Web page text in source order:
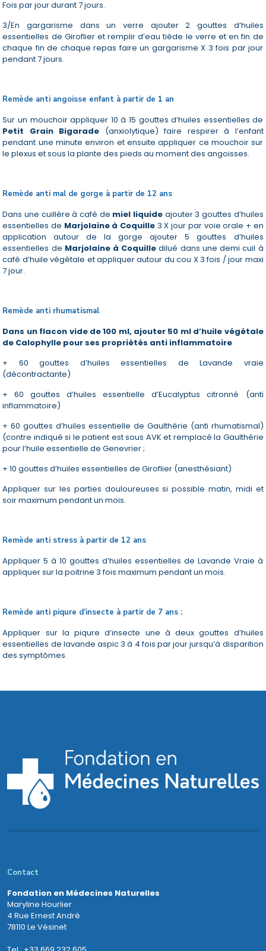
Fois par jour durant 7 jours.
3/En gargarisme dans un verre ajouter 2 gouttes d’huiles
essentielles de Giroflier et remplir d’eau tiède le verre et en fin de
chaque fin de chaque repas faire un gargarisme X 3 fois par jour
pendant 7 jours.
Remède anti angoisse enfant à partir de 1 an
Sur un mouchoir appliquer 10 à 15 gouttes d’huiles essentielles de
Petit Grain Bigarade (anxiolytique) faire respirer à l’enfant
pendant une minute environ et ensuite appliquer ce mouchoir sur
le plexus et sous la plante des pieds au moment des angoisses.
Remède anti mal de gorge à partir de 12 ans
Dans une cuillère à café de miel liquideajouter 3 gouttes d’huiles
essentielles de Marjolaine à Coquille 3 X jour par voie orale + en
application autour de la gorge ajouter 5 gouttes d’huiles
essentielles de Marjolaine à Coquilledilué dans une demi cuil à
café d’huile végétale et appliquer autour du cou X 3 fois / jour maxi
7 jour.
Remède anti rhumatismal
Dans un flacon vide de 100 ml, ajouter 50 ml d’huile végétale
de Calophylle pour ses propriétés anti inflammatoire
+ 60 gouttes d’huiles essentielles de Lavande vraie
(décontractante)
+ 60 gouttes d’huiles essentielle d’Eucalyptus citronné (anti
inflammatoire)
+ 60 gouttes d’huiles essentielle de Gaulthérie (anti rhumatismal)
(contre indiqué si le patient est sous AVK et remplacé la Gaulthérie
pour l’huile essentielle de Genevrier ;
+ 10 gouttes d’huiles essentielles de Giroflier (anesthésiant)
Appliquer sur les parties douloureuses si possible matin, midi et
soir maximum pendant un mois.
Remède anti stress à partir de 12 ans
Appliquer 5 à 10 gouttes d’huiles essentielles de Lavande Vraie à
appliquer sur la poitrine 3 fois maximum pendant un mois.
Remède anti piqure d’insecte à partir de 7 ans :
Appliquer sur la piqure d’insecte une à deux gouttes d’huiles
essentielles de lavande aspic 3 à 4 fois par jour jursqu’à disparition
des symptômes.
Contact
Fondation en Médecines Naturelles
Maryline Hourlier
4 Rue Ernest André
78110 Le Vésinet